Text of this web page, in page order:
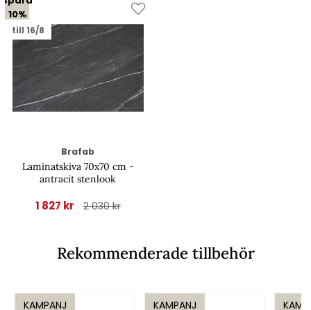
10%
till 16/8
Brafab
Laminatskiva 70x70 cm -
antracit stenlook
1 827 kr 2 030 kr
Rekommenderade tillbehör
KAMPANJ KAMPANJ